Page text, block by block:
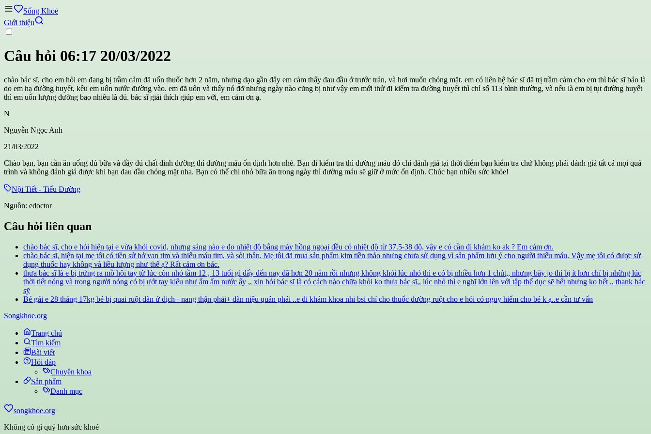
Sống Khoẻ
Giới thiệu
Câu hỏi 06:17 20/03/2022
chào bác sĩ, cho em hỏi em đang bị trầm cảm đã uốn thuốc hơn 2 năm, nhưng dạo gần đây em cảm thấy đau đầu ở trước trán, và hơi muốn chóng mặt. em có liên hệ bác sĩ đã trị trầm cảm cho em thì bác sĩ bảo là
do em hạ đường huyết, kêu em uốn nước đường vào. em đã uốn và thấy nó đỡ nhưng ngày nào cũng bị như vậy em mới thử đi kiểm tra đường huyết thì chỉ số 113 bình thường, và nếu là em bị tụt đường huyết
thì em uốn lượng đường bao nhiêu là đủ. bác sĩ giải thích giúp em với, em cảm ơn ạ.
N
Nguyễn Ngọc Anh
21/03/2022
Chào bạn, bạn cần ăn uống đủ bữa và đầy đủ chất dinh dưỡng thì đường máu ổn định hơn nhé. Bạn đi kiểm tra thì đường máu đó chỉ đánh giá tại thời điểm bạn kiểm tra chứ không phải đánh giá tất cả mọi quá
trình và không đánh giá được khi bạn đau đầu chóng mặt nha. Bạn có thể chi nhỏ bữa ăn trong ngày thì đường máu sẽ giữ ở mức ổn định. Chúc bạn nhiều sức khỏe!
Nội Tiết - Tiểu Đường
Nguồn: edoctor
Câu hỏi liên quan
chào bác sĩ, cho e hỏi hiện tại e vừa khỏi covid, nhưng sáng nào e đo nhiệt độ bằng máy hồng ngoại đều có nhiệt độ từ 37.5-38 độ, vậy e có cần đi khám ko ak ? Em cám ơn.
chào bác sĩ, hiện tại mẹ tôi có tiền sử hở van tim và thiếu máu tim, và sỏi thận. Mẹ tôi đã mua sản phẩm kim tiền thảo nhưng chưa sử dụng vì sản phẩm lưu ý cho người thiếu máu. Vậy mẹ tôi có được sử
dụng thuốc hay không và liều lượng như thế ạ? Rất cảm ơn bác.
thưa bác sĩ là e bị trứng ra mồ hôi tay từ lúc còn nhỏ tầm 12 , 13 tuổi gì đấy đến nay đã hơn 20 năm rồi nhưng không khỏi lúc nhỏ thì e có bị nhiều hơn 1 chút,, nhưng bây jo thì bị ít hơn chỉ bị những lúc
thời tiết nóng và trong người nóng có bị ướt tay kiểu như ẩm ẩm nước ấy ,, xin hỏi bác sĩ là có cách nào chữa khỏi ko thưa bác sĩ,, lúc nhỏ thì e nghĩ lớn lên với tập thể dục sẽ hết nhưng ko hết ,, thank bác
sỹ
Bé gái e 28 tháng 17kg bé bị quai ruột dãn ứ dịch+ nang thận phải+ dãn niệu quản phải ..e đi khám khoa nhi bsi chỉ cho thuốc đường ruột cho e hỏi có nguy hiểm cho bé k ạ..e cần tư vấn
Songkhoe.org
Trang chủ
Tìm kiếm
Bài viết
Hỏi đáp
Chuyên khoa
Sản phẩm
Danh mục
songkhoe.org
Không có gì quý hơn sức khoẻ